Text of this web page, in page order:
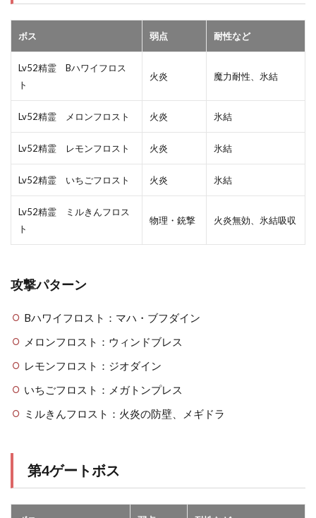
ボス 弱点 耐性など
Lv52精霊 Bハワイフロス
ト
火炎 魔力耐性、氷結
Lv52精霊 メロンフロスト 火炎 氷結
Lv52精霊 レモンフロスト 火炎 氷結
Lv52精霊 いちごフロスト 火炎 氷結
Lv52精霊 ミルきんフロス
ト
物理・銃撃 火炎無効、氷結吸収
攻撃パターン
Bハワイフロスト：マハ・ブフダイン
メロンフロスト：ウィンドブレス
レモンフロスト：ジオダイン
いちごフロスト：メガトンプレス
ミルきんフロスト：火炎の防壁、メギドラ
第4ゲートボス